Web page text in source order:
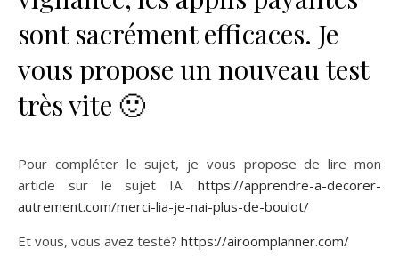
sont sacrément efficaces. Je
vous propose un nouveau test
très vite 🙂
Pour compléter le sujet, je vous propose de lire mon
article sur le sujet IA: https://apprendre-a-decorer-
autrement.com/merci-lia-je-nai-plus-de-boulot/
Et vous, vous avez testé? https://airoomplanner.com/